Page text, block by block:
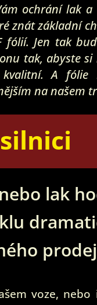
ochrání lak a
znát základní
fólií. Jen tak
tak, abyste
A fólie
na našem
lak
voze,